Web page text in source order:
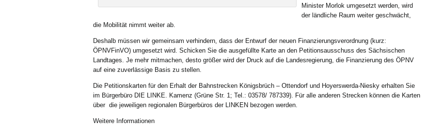
Minister Morlok umgesetzt werden, wird
der ländliche Raum weiter geschwächt,
die Mobilität nimmt weiter ab.
Deshalb müssen wir gemeinsam verhindern, dass der Entwurf der neuen Finanzierungsverordnung (kurz:
ÖPNVFinVO) umgesetzt wird. Schicken Sie die ausgefüllte Karte an den Petitionsausschuss des Sächsischen
Landtages. Je mehr mitmachen, desto größer wird der Druck auf die Landesregierung, die Finanzierung des ÖPNV
auf eine zuverlässige Basis zu stellen.
Die Petitionskarten für den Erhalt der Bahnstrecken Königsbrüch – Ottendorf und Hoyerswerda-Niesky erhalten Sie
im Bürgerbüro DIE LINKE. Kamenz (Grüne Str. 1; Tel.: 03578/ 787339). Für alle anderen Strecken können die Karten
über die jeweiligen regionalen Bürgerbüros der LINKEN bezogen werden.
Weitere Informationen